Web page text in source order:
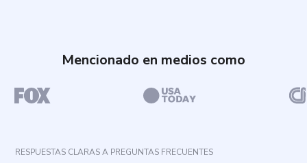
Mencionado en medios como
RESPUESTAS CLARAS A PREGUNTAS FRECUENTES